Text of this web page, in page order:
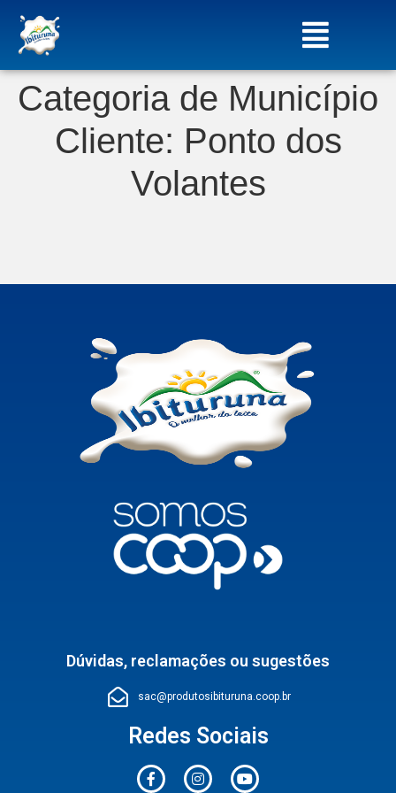
Categoria de Município
Cliente: Ponto dos
Volantes
Dúvidas, reclamações ou sugestões
sac@produtosibituruna.coop.br
Redes Sociais